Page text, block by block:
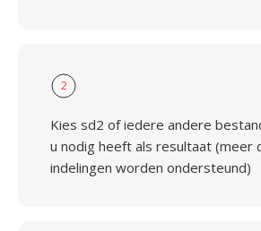
2
Kies sd2 of iedere andere
u nodig heeft als resultaat (meer
indelingen worden ondersteund)